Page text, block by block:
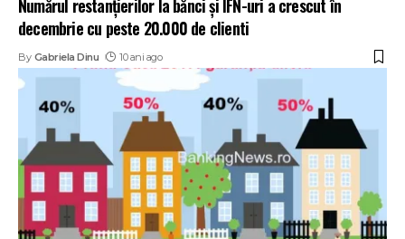
Numărul restanțierilor la bănci și IFN-uri a crescut în
decembrie cu peste 20.000 de clienti
By Gabriela Dinu 10 ani ago